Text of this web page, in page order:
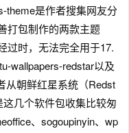
theme是作者搜集网友分
打包制作的两款主题
过时，无法完全用于17.
wallpapers-redstar以及
从朝鲜红星系统（Redst
几个软件包收集比较匆
、sogoupinyin、wp